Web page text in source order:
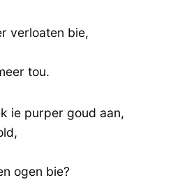
verloaten bie,
tou.
ie purper goud aan,
ogen bie?